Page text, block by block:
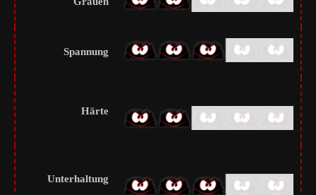
Spannung
Härte
Unterhaltung